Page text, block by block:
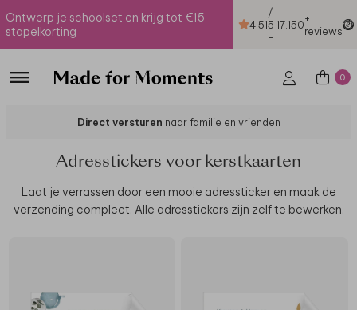
Ontwerp je schoolset en krijg tot €15
stapelkorting
4.51
/
5
-
17.150+
reviews
0
Direct versturen naar familie en vrienden
Adresstickers voor kerstkaarten
Laat je verrassen door een mooie adressticker en maak de
verzending compleet. Alle adresstickers zijn zelf te bewerken.